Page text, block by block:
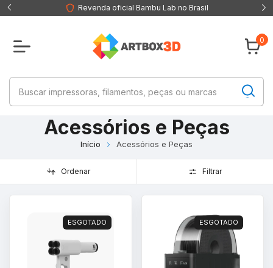
Revenda oficial Bambu Lab no Brasil
0
Acessórios e Peças
Início Acessórios e Peças
Ordenar Filtrar
ESGOTADO ESGOTADO